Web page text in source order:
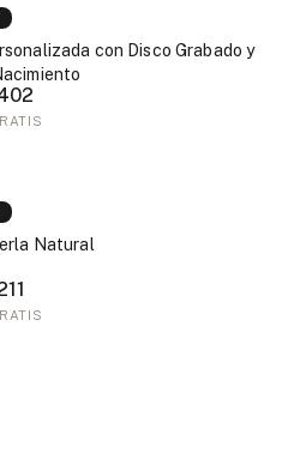
con Disco Grabado y
Natural